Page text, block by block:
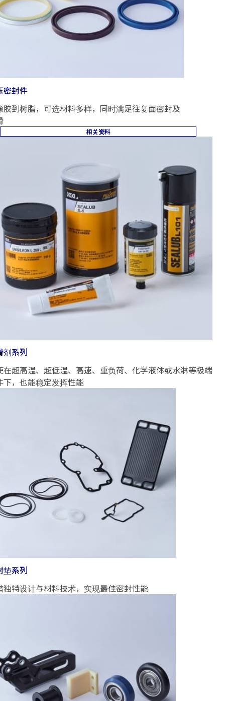
密封件
胶到树脂，可选材料多样，同时满足往复面密封及
相关资料
剂系列
在超高温、超低温、高速、重负荷、化学液体或水淋等极端
下，也能稳定发挥性能
垫系列
独特设计与材料技术，实现最佳密封性能